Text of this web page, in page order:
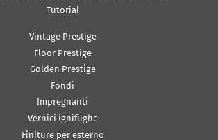
Tutorial
Vintage Prestige
Floor Prestige
Golden Prestige
Fondi
Impregnanti
Vernici ignifughe
Finiture per esterno